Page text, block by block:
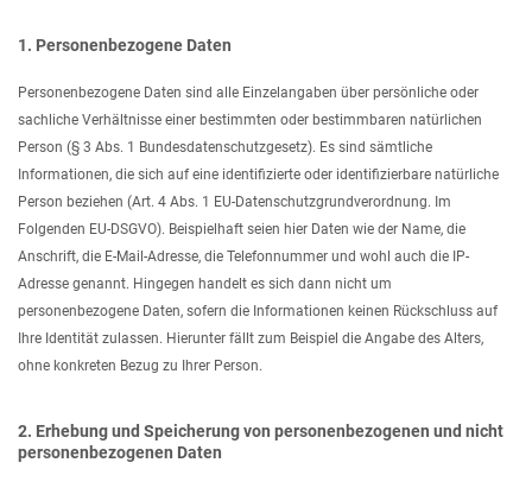
1. Personenbezogene Daten
Personenbezogene Daten sind alle Einzelangaben über persönliche oder
sachliche Verhältnisse einer bestimmten oder bestimmbaren natürlichen
Person (§ 3 Abs. 1 Bundesdatenschutzgesetz). Es sind sämtliche
Informationen, die sich auf eine identifizierte oder identifizierbare natürliche
Person beziehen (Art. 4 Abs. 1 EU-Datenschutzgrundverordnung. Im
Folgenden EU-DSGVO). Beispielhaft seien hier Daten wie der Name, die
Anschrift, die E-Mail-Adresse, die Telefonnummer und wohl auch die IP-
Adresse genannt. Hingegen handelt es sich dann nicht um
personenbezogene Daten, sofern die Informationen keinen Rückschluss auf
Ihre Identität zulassen. Hierunter fällt zum Beispiel die Angabe des Alters,
ohne konkreten Bezug zu Ihrer Person.
2. Erhebung und Speicherung von personenbezogenen und nicht
personenbezogenen Daten